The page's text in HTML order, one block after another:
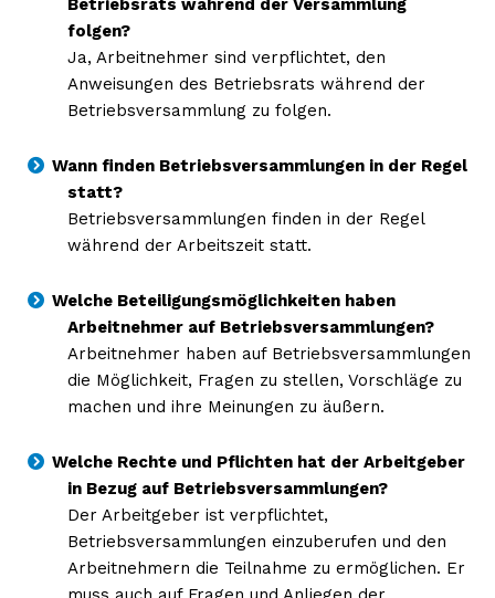
kostenlosen Newsletter
NEWSLETTER ABONNIEREN
Betriebsrats während der Versammlung
folgen?
Ja, Arbeitnehmer sind verpflichtet, den
Anweisungen des Betriebsrats während der
Betriebsversammlung zu folgen.
Wann finden Betriebsversammlungen in der Regel
statt?
Betriebsversammlungen finden in der Regel
während der Arbeitszeit statt.
Welche Beteiligungsmöglichkeiten haben
Arbeitnehmer auf Betriebsversammlungen?
Arbeitnehmer haben auf Betriebsversammlungen
die Möglichkeit, Fragen zu stellen, Vorschläge zu
machen und ihre Meinungen zu äußern.
Welche Rechte und Pflichten hat der Arbeitgeber
in Bezug auf Betriebsversammlungen?
Der Arbeitgeber ist verpflichtet,
Betriebsversammlungen einzuberufen und den
Arbeitnehmern die Teilnahme zu ermöglichen. Er